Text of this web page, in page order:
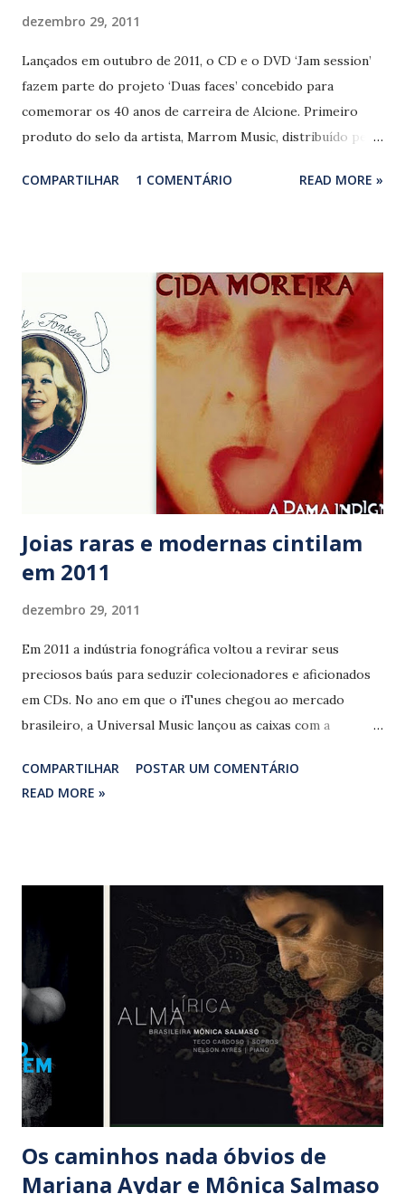
dezembro 29, 2011
Lançados em outubro de 2011, o CD e o DVD ‘Jam session’
fazem parte do projeto ‘Duas faces’ concebido para
comemorar os 40 anos de carreira de Alcione. Primeiro
produto do selo da artista, Marrom Music, distribuído pela
de ofício em belos duetos, canções de sotaques
um DVD primoroso, o melhor já feito pela cantora, que não
poupa talento, exibindo a potente voz em grande forma,
valorizando cada canção.
COMPARTILHAR 1 COMENTÁRIO READ MORE »
Joias raras e modernas cintilam
em 2011
dezembro 29, 2011
Em 2011 a indústria fonográfica voltou a revirar seus
preciosos baús para seduzir colecionadores e aficionados
em CDs. No ano em que o iTunes chegou ao mercado
brasileiro, a Universal Music lançou as caixas com a
Matogrosso. A Discobertas, do pesquisador Marcelo Fróes
encaixotou os primeiros discos do Zimbo Trio e a obra
entrou no mercado musical com sua Joia Moderna,
reeditando importantes discos nunca antes digitalizados e
trazendo de volta grandes cantoras como Célia e Cida
Moreira.
COMPARTILHAR
POSTAR UM COMENTÁRIO
READ MORE »
Os caminhos nada óbvios de
Mariana Aydar e Mônica Salmaso